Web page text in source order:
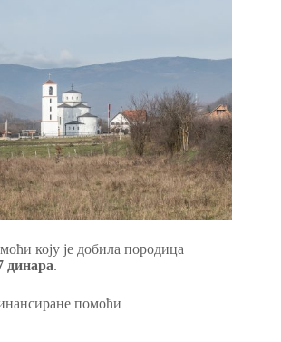
коју је добила породица
динара.
помоћи